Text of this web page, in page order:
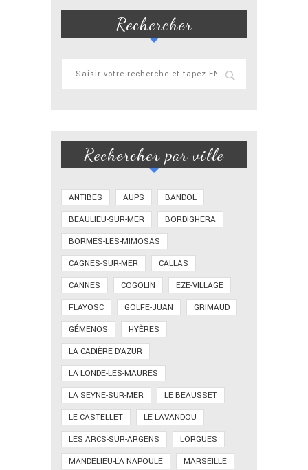
Rechercher
Rechercher par ville
ANTIBES AUPS
BANDOL
BEAULIEU-SUR-MER
BORDIGHERA
BORMES-LES-MIMOSAS
CAGNES-SUR-MER
CALLAS
CANNES
COGOLIN
EZE-VILLAGE
FLAYOSC
GOLFE-JUAN
GRIMAUD
GÉMENOS
HYÈRES
LA CADIÈRE D'AZUR
LA LONDE-LES-MAURES
LA SEYNE-SUR-MER
LE BEAUSSET
LE CASTELLET
LE LAVANDOU
LES ARCS-SUR-ARGENS
LORGUES
MANDELIEU-LA NAPOULE
MARSEILLE